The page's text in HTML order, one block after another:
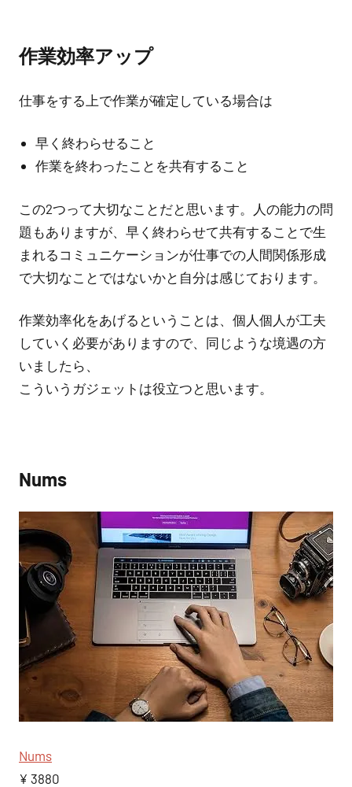
作業効率アップ
仕事をする上で作業が確定している場合は
早く終わらせること
作業を終わったことを共有すること
この2つって大切なことだと思います。人の能力の問
題もありますが、早く終わらせて共有することで生
まれるコミュニケーションが仕事での人間関係形成
で大切なことではないかと自分は感じております。
作業効率化をあげるということは、個人個人が工夫
していく必要がありますので、同じような境遇の方
いましたら、
こういうガジェットは役立つと思います。
Nums
Nums
¥ 3880